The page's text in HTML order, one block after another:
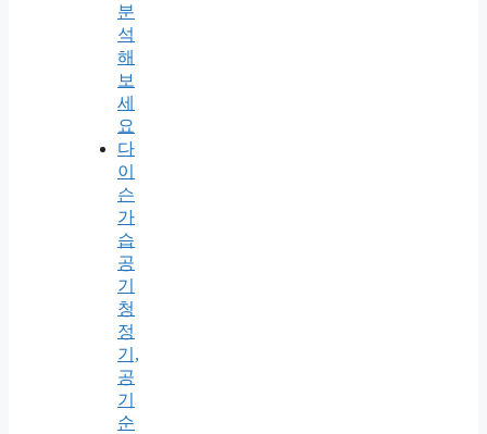
분
석
해
보
세
요
다
이
슨
가
습
공
기
청
정
기,
공
기
순